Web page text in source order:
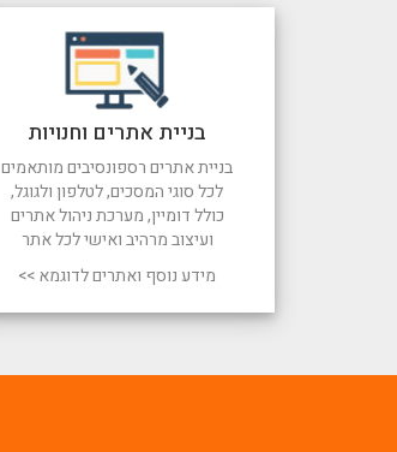
בניית אתרים וחנויות
בניית אתרים רספונסיבים מותאמים
לכל סוגי המסכים, לטלפון ולגוגל,
כולל דומיין, מערכת ניהול אתרים
ועיצוב מרהיב ואישי לכל אתר
מידע נוסף ואתרים לדוגמא >>